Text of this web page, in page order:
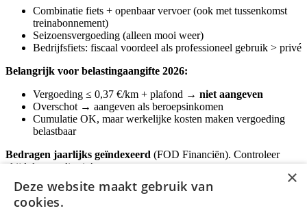
Combinatie fiets + openbaar vervoer (ook met tussenkomst
treinabonnement)
Seizoensvergoeding (alleen mooi weer)
Bedrijfsfiets: fiscaal voordeel als professioneel gebruik > privé
Belangrijk voor belastingaangifte 2026:
Vergoeding ≤ 0,37 €/km + plafond → niet aangeven
Overschot → aangeven als beroepsinkomen
Cumulatie OK, maar werkelijke kosten maken vergoeding
belastbaar
Bedragen jaarlijks geïndexeerd (FOD Financiën). Controleer
altijd de actualisatie!
Publiciteit
×
Deze website maakt gebruik van
cookies.